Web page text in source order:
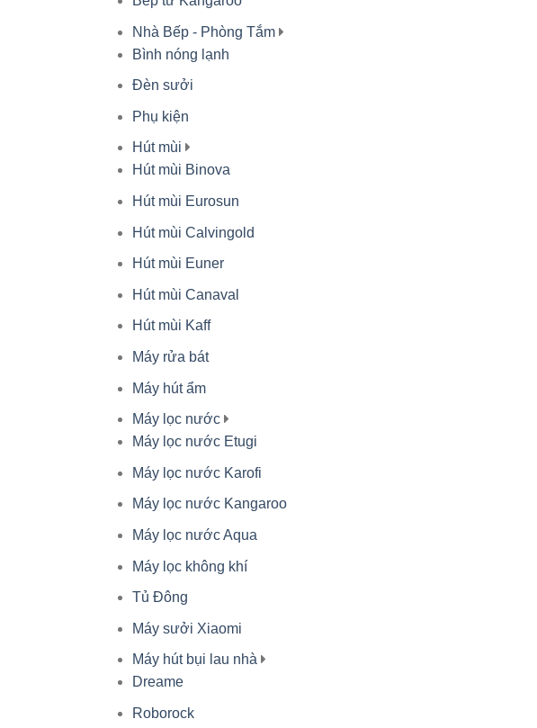
Nhà Bếp - Phòng Tắm
Bình nóng lạnh
Đèn sưởi
Phụ kiện
Hút mùi
Hút mùi Binova
Hút mùi Eurosun
Hút mùi Calvingold
Hút mùi Euner
Hút mùi Canaval
Hút mùi Kaff
Máy rửa bát
Máy hút ẩm
Máy lọc nước
Máy lọc nước Etugi
Máy lọc nước Karofi
Máy lọc nước Kangaroo
Máy lọc nước Aqua
Máy lọc không khí
Tủ Đông
Máy sưởi Xiaomi
Máy hút bụi lau nhà
Dreame
Roborock